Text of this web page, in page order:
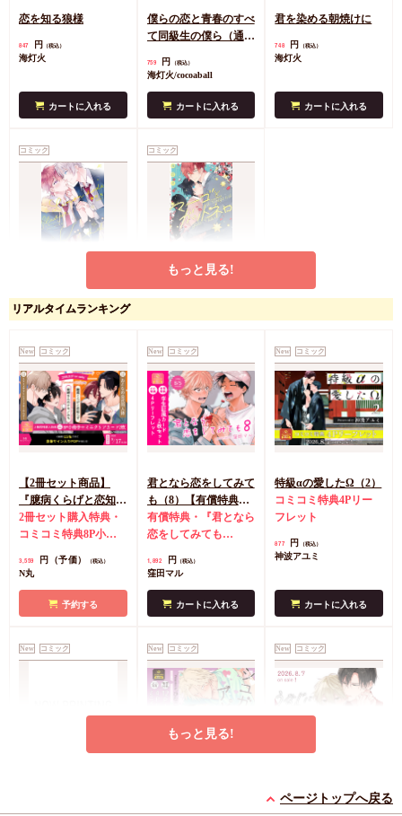
恋を知る狼様
847 円 （税込）
海灯火
カートに入れる
僕らの恋と青春のすべ
て同級生の僕ら（通常
759 円 （税込）
海灯火/cocoaball
カートに入れる
君を染める朝焼けに
748 円 （税込）
海灯火
カートに入れる
コミック
ーキス
円
カートに入れる
コミック
（単品）
円
海灯火
カートに入れる
もっと見る!
リアルタイムランキング
New コミック
【2冊セット商品】
『臆病くらげと恋知ら
ず【有償】+柴崎さん
のケモノみち【有
約キャンペーン(抽■
2冊セット購入特典・
コミコミ特典8P小冊
2枚
有償特典・『臆病
となの公式同人誌
償特典・『柴崎さんの
アクリルカードキーホ
店舗共通特典ペ
3,559 円（予価） （税込）
N丸
予約する
New コミック
君となら恋をしてみて
も（8）【有償特典・
学生証風カード2枚セ
ット】
有償特典・『君となら
恋をしてみても
ド2枚セット
1,892 円 （税込）
窪田マル
カートに入れる
New コミック
特級αの愛したΩ（2）
コミコミ特典4Pリー
フレット
877 円 （税込）
神波アユミ
カートに入れる
New コミック New コミック New コミック
特典・小冊子】
もっと見る!
ページトップへ戻る